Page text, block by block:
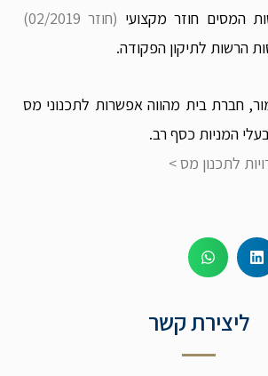
המסים חוזר מקצועי (חוזר 02/2019)
הרשות לתיקון הפקודה.
חברת בית מהווה אפשרות לתכנוני מס
המניות כסף רב.
לתכנון מס >
ליצירת קשר